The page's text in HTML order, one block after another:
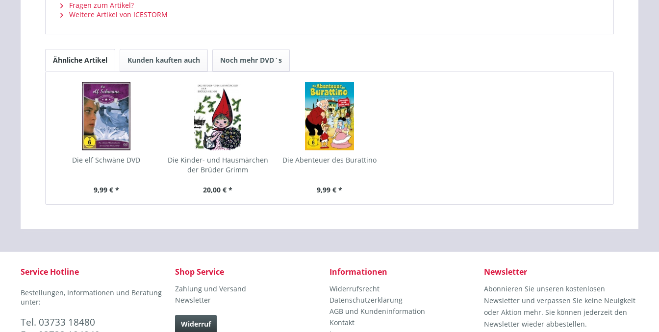
Fragen zum Artikel?
Weitere Artikel von ICESTORM
Ähnliche Artikel Kunden kauften auch Noch mehr DVD`s
Die elf Schwäne DVD
9,99 € *
Die Kinder- und Hausmärchen
der Brüder Grimm
20,00 € *
Die Abenteuer des Burattino
9,99 € *
Service Hotline
Bestellungen, Informationen und Beratung
unter:
Tel. 03733 18480
Shop Service
Zahlung und Versand
Newsletter
Widerruf
Informationen
Widerrufsrecht
Datenschutzerklärung
AGB und Kundeninformation
Kontakt
Newsletter
Abonnieren Sie unseren kostenlosen
Newsletter und verpassen Sie keine Neuigkeit
oder Aktion mehr. Sie können jederzeit den
Newsletter wieder abbestellen.